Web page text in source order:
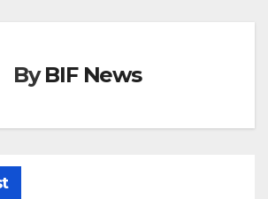
ByBIF News